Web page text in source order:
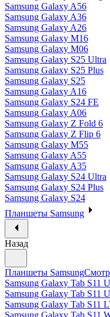
Samsung Galaxy A56
Samsung Galaxy A36
Samsung Galaxy A26
Samsung Galaxy M16
Samsung Galaxy M06
Samsung Galaxy S25 Ultra
Samsung Galaxy S25 Plus
Samsung Galaxy S25
Samsung Galaxy A16
Samsung Galaxy S24 FE
Samsung Galaxy A06
Samsung Galaxy Z Fold 6
Samsung Galaxy Z Flip 6
Samsung Galaxy M55
Samsung Galaxy A55
Samsung Galaxy A35
Samsung Galaxy S24 Ultra
Samsung Galaxy S24 Plus
Samsung Galaxy S24
Планшеты Samsung
Назад
Планшеты Samsung
Samsung Galaxy Tab S11
Samsung Galaxy Tab S11
Samsung Galaxy Tab S11
Samsung Galaxy Tab S11